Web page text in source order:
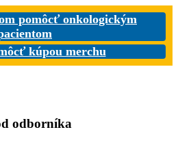
pomôcť onkologickým
kúpou merchu
odborníka